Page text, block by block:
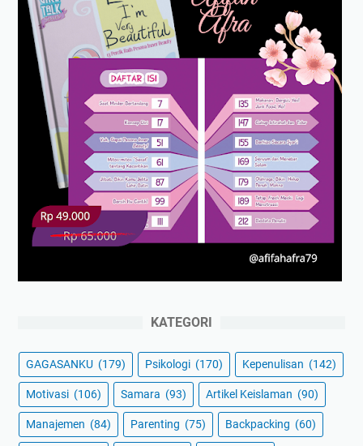
KATEGORI
GAGASANKU (179) Psikologi (170) Kepenulisan (142)
Motivasi (106) Samara (93) Artikel Keislaman (90)
Manajemen (84) Parenting (75) Backpacking (60)